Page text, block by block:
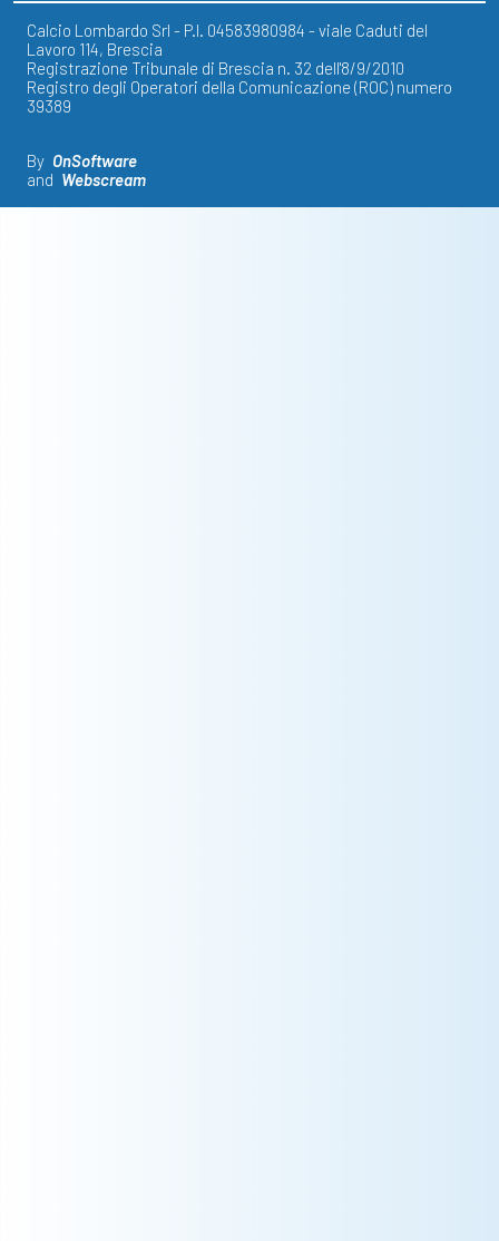
Calcio Lombardo Srl - P.I. 04583980984 - viale Caduti del
Lavoro 114, Brescia
Registrazione Tribunale di Brescia n. 32 dell'8/9/2010
Registro degli Operatori della Comunicazione (ROC) numero
39389
By OnSoftware
and Webscream